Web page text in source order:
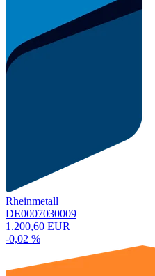
Rheinmetall
DE0007030009
1.200,60 EUR
-0,02 %